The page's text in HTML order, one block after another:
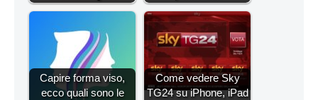
Capire forma viso,
ecco quali sono le
Come vedere Sky
TG24 su iPhone, iPad